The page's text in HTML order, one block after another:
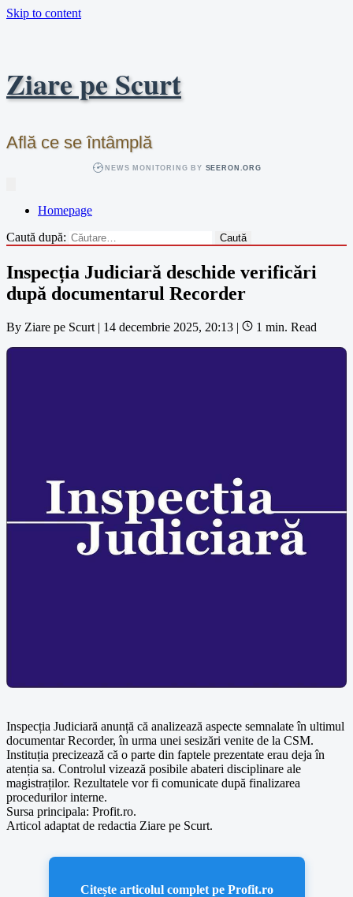
Skip to content
Ziare pe Scurt
Află ce se întâmplă
NEWS MONITORING BY SEERON.ORG
Homepage
Caută după:
Inspecția Judiciară deschide verificări
după documentarul Recorder
By Ziare pe Scurt | 14 decembrie 2025, 20:13 | 1 min. Read
Inspecția Judiciară anunță că analizează aspecte semnalate în ultimul
documentar Recorder, în urma unei sesizări venite de la CSM.
Instituția precizează că o parte din faptele prezentate erau deja în
atenția sa. Controlul vizează posibile abateri disciplinare ale
magistraților. Rezultatele vor fi comunicate după finalizarea
procedurilor interne.
Sursa principala: Profit.ro.
Articol adaptat de redactia Ziare pe Scurt.
Citește articolul complet pe Profit.ro